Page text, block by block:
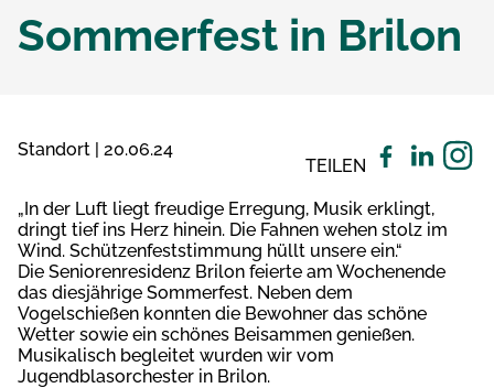
Sommerfest in Brilon
Standort | 20.06.24
TEILEN
„In der Luft liegt freudige Erregung, Musik erklingt,
dringt tief ins Herz hinein. Die Fahnen wehen stolz im
Wind. Schützenfeststimmung hüllt unsere ein.“
Die Seniorenresidenz Brilon feierte am Wochenende
das diesjährige Sommerfest. Neben dem
Vogelschießen konnten die Bewohner das schöne
Wetter sowie ein schönes Beisammen genießen.
Musikalisch begleitet wurden wir vom
Jugendblasorchester in Brilon.